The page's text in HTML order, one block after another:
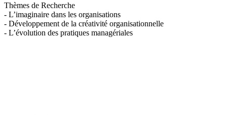
Thèmes de Recherche
- L’imaginaire dans les organisations
- Développement de la créativité organisationnelle
- L’évolution des pratiques managériales